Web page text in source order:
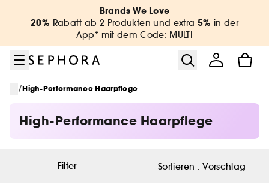
Brands We Love
20% Rabatt ab 2 Produkten und extra 5% in der
App* mit dem Code: MULTI
... /High-Performance Haarpflege
High-Performance Haarpflege
Filter Sortieren :Vorschlag